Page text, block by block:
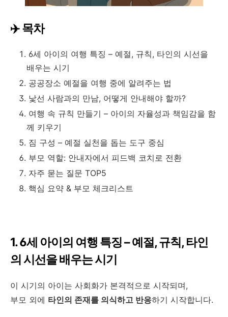
✈️ 목차
6세 아이의 여행 특징 – 예절, 규칙, 타인의 시선을
배우는 시기
공공장소 예절을 여행 중에 알려주는 법
낯선 사람과의 만남, 어떻게 안내해야 할까?
여행 속 규칙 만들기 – 아이의 자율성과 책임감을 함
께 키우기
짐 구성 – 예절 실천을 돕는 도구 중심
부모 역할: 안내자에서 피드백 코치로 전환
자주 묻는 질문 TOP5
핵심 요약 & 부모 체크리스트
1. 6세 아이의 여행 특징 – 예절, 규칙, 타인
의 시선을 배우는 시기
이 시기의 아이는 사회화가 본격적으로 시작되며,
부모 외에 타인의 존재를 의식하고 반응하기 시작합니다.